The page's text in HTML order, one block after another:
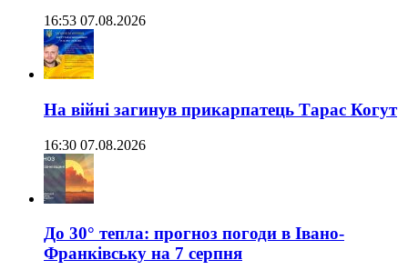
16:53 07.08.2026
На війні загинув прикарпатець Тарас Когут
16:30 07.08.2026
До 30° тепла: прогноз погоди в Івано-
Франківську на 7 серпня